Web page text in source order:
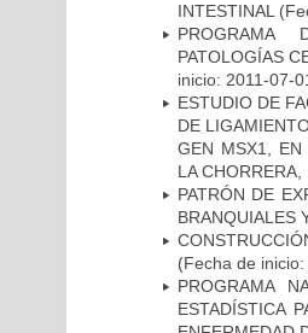
INTESTINAL
PROGRAMA
PATOLOGÍAS
inicio: 2011-07-
ESTUDIO DE
DE
GEN MSX1, EN
LA
PATRÓN DE
BRANQUIALES
(Fecha de
PROGRAMA
ESTADÍSTICA